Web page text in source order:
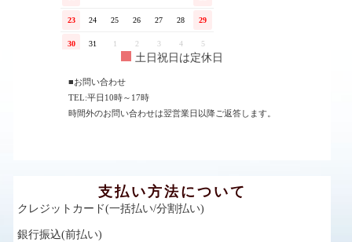
土日祝日は定休日
■お問い合わせ
TEL:平日10時～17時
時間外のお問い合わせは翌営業日以降ご返答します。
支払い方法について
クレジットカード(一括払い/分割払い)
銀行振込(前払い)